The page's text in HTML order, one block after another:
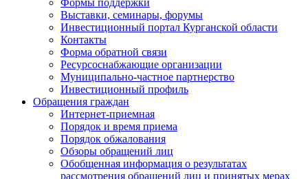
Формы поддержки
Выставки, семинары, форумы
Инвестиционный портал Курганской области
Контакты
Форма обратной связи
Ресурсоснабжающие организации
Муниципально-частное партнерство
Инвестиционный профиль
Обращения граждан
Интернет-приемная
Порядок и время приема
Порядок обжалования
Обзоры обращений лиц
Обобщенная информация о результатах
рассмотрения обращений лиц и принятых мерах